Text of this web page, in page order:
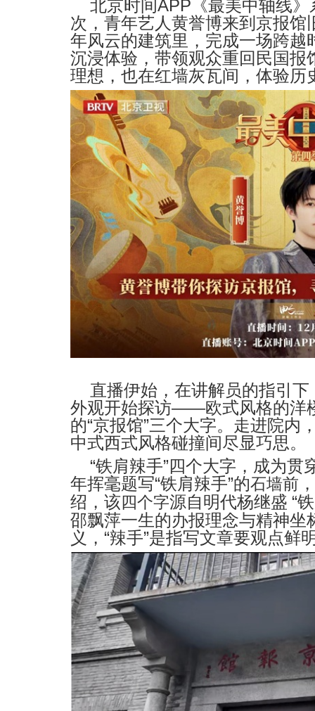
北京时间APP 《最美中轴线
次，青年艺人黄誉博来到 京报馆
年风云的建筑里，完成一场跨
沉浸体验，带领观众重回民国报
理想，也在红墙灰瓦间， 体验历
直播伊始，在讲解员的指引
外观开始探访——欧式风格的洋
的“京报馆”三个大字。走进院内
中式西式风格碰撞间尽显巧思。
“铁肩辣手”四个大字，成为贯
年挥毫题写“铁肩辣手”的石墙前
绍，该 四个字源自明代杨继盛 “
邵飘萍一生的办报理念与精神坐
义， “辣手”是指写文章要观点鲜